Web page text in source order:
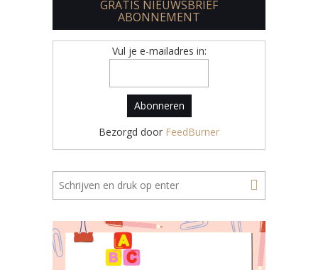
GRATIS NIEUWSBRIEF
ABONNEMENT
Vul je e-mailadres in:
Bezorgd door FeedBurner